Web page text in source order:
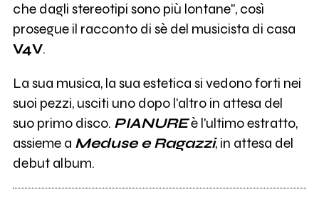
che dagli stereotipi sono più lontane", così
prosegue il racconto di sè del musicista di casa
V4V.
La sua musica, la sua estetica si vedono forti nei
suoi pezzi, usciti uno dopo l'altro in attesa del
suo primo disco. PIANUREè l'ultimo estratto,
assieme a Meduse e Ragazzi, in attesa del
debut album.